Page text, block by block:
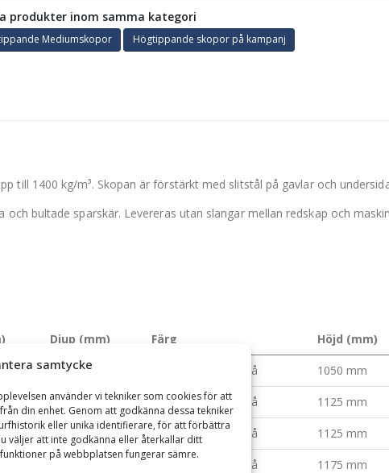
samtycke
använder vi tekniker som cookies för att
din enhet. Genom att godkänna dessa tekniker
eller unika identifierare, för att förbättra
väljer att inte godkänna eller återkallar ditt
på webbplatsen fungerar sämre.
produkter inom samma kategori
Mediumskopor Högtippande skopor på kampanj
1400 kg/m³. Skopan är förstärkt med slitstål på gavlar och
bultade sparskär. Levereras utan slangar mellan redskap och
Djup (mm) Färg Höjd (mm)
1100 mm Svart, Blå, Volvo-grå 1050 mm
1100 mm Svart, Blå, Volvo-grå 1125 mm
1100 mm Svart, Blå, Volvo-grå 1125 mm
1190 mm Svart, Blå, Volvo-grå 1175 mm